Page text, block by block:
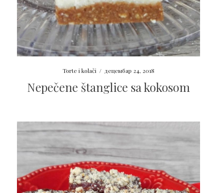
Torte i kolači / децембар 24, 2018
Nepečene štanglice sa kokosom